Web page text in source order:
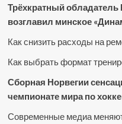
Трёхкратный
возглавил минское
Как снизить расходы на
Как выбрать формат
Сборная Норвегии
чемпионате мира по
Современные медиа